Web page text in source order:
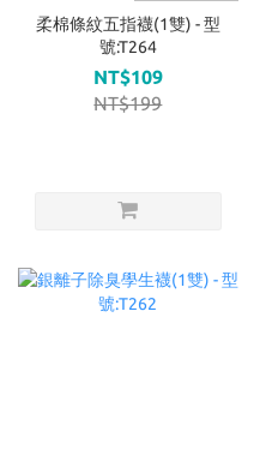
柔棉條紋五指襪(1雙) - 型
號:T264
NT$109
NT$199